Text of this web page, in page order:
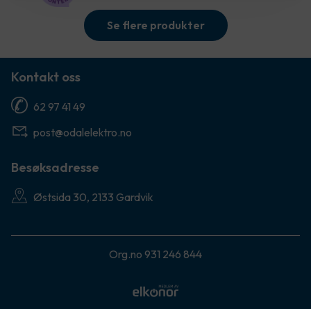
Se flere produkter
Kontakt oss
62 97 41 49
post@odalelektro.no
Besøksadresse
Østsida 30, 2133 Gardvik
Org.no 931 246 844